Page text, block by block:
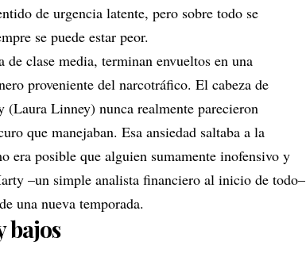
de urgencia latente, pero sobre todo se
se puede estar peor.
clase media, terminan envueltos en una
proveniente del narcotráfico. El cabeza de
(Laura Linney) nunca realmente parecieron
que manejaban. Esa ansiedad saltaba a la
era posible que alguien sumamente inofensivo y
–un simple analista financiero al inicio de todo–
una nueva temporada.
bajos